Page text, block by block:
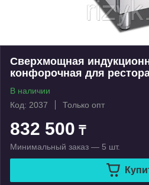
Сверхмощная
конфорочная для
В наличии
Код: 2037
Только опт
832 500 ₸
Минимальный заказ — 5 шт.